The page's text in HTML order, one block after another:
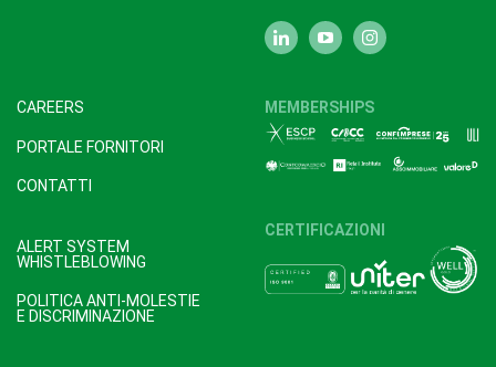
CAREERS
PORTALE FORNITORI
CONTATTI
ALERT SYSTEM
WHISTLEBLOWING
POLITICA ANTI-MOLESTIE
E DISCRIMINAZIONE
MEMBERSHIPS
CERTIFICAZIONI